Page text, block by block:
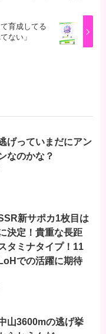
育成してる
ない」
げっていまだにアン
なのかな？
新サポカ1枚目は
決定！貴重な長距
タミナタイプ！11
での活躍に期待
山3600mの逃げ挙